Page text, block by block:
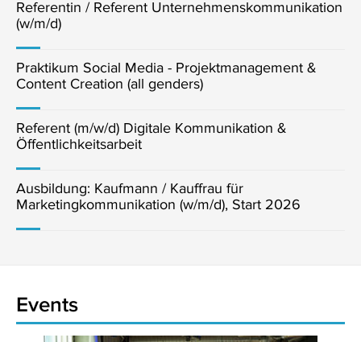
Referentin / Referent Unternehmenskommunikation
(w/m/d)
Praktikum Social Media - Projektmanagement &
Content Creation (all genders)
Referent (m/w/d) Digitale Kommunikation &
Öffentlichkeitsarbeit
Ausbildung: Kaufmann / Kauffrau für
Marketingkommunikation (w/m/d), Start 2026
Events